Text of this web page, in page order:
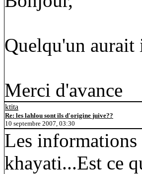
Quelqu'un
Merci d'avance
ktita
Re: les lahlou sont ils d'origine juive??
10 septembre 2007, 03:30
Les informations
khayati...Est ce